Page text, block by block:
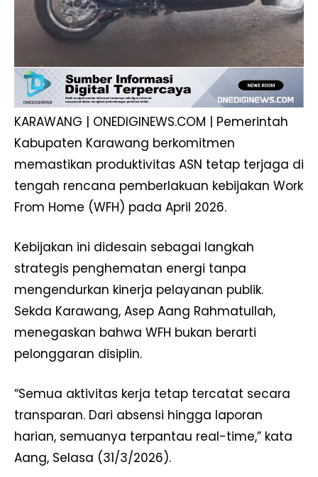
KARAWANG | ONEDIGINEWS.COM | Pemerintah
Kabupaten Karawang berkomitmen
memastikan produktivitas ASN tetap terjaga di
tengah rencana pemberlakuan kebijakan Work
From Home (WFH) pada April 2026.
Kebijakan ini didesain sebagai langkah
strategis penghematan energi tanpa
mengendurkan kinerja pelayanan publik.
​Sekda Karawang, Asep Aang Rahmatullah,
menegaskan bahwa WFH bukan berarti
pelonggaran disiplin.
“Semua aktivitas kerja tetap tercatat secara
transparan. Dari absensi hingga laporan
harian, semuanya terpantau real-time,” kata
Aang, Selasa (31/3/2026).